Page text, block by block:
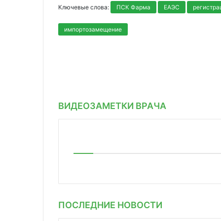
Ключевые слова: ПСК Фарма ЕАЭС
импортозамещение
ВИДЕОЗАМЕТКИ ВРАЧА
ПОСЛЕДНИЕ НОВОСТИ